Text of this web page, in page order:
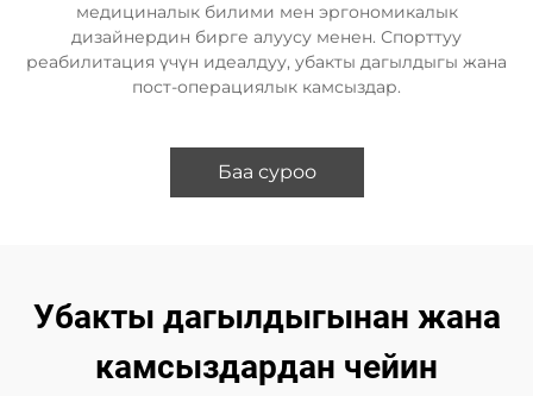
медициналык билими мен эргономикалык
дизайнердин бирге алуусу менен. Спорттуу
реабилитация үчүн идеалдуу, убакты дагылдыгы жана
пост-операциялык камсыздар.
Баа суроо
Убакты дагылдыгынан жана
камсыздардан чейин